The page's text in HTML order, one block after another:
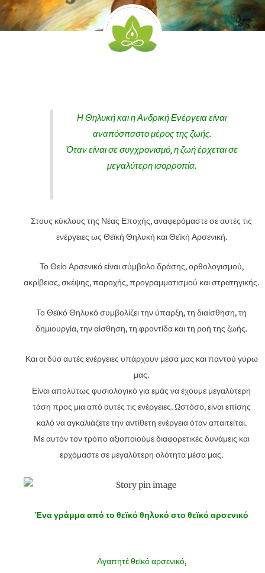
Η Θηλυκή και η Ανδρική Ενέργεια είναι
αναπόσπαστο μέρος της ζωής.
Όταν είναι σε συγχρονισμό, η ζωή έρχεται σε
μεγαλύτερη ισορροπία.
Στους κύκλους της Νέας Εποχής, αναφερόμαστε σε αυτές τις
ενέργειες ως Θεϊκή Θηλυκή και Θεϊκή Αρσενική.
Το Θείο Αρσενικό είναι σύμβολο δράσης, ορθολογισμού,
ακρίβειας, σκέψης, παροχής, προγραμματισμού και στρατηγικής.
Το Θεϊκό Θηλυκό συμβολίζει την ύπαρξη, τη διαίσθηση, τη
δημιουργία, την αίσθηση, τη φροντίδα και τη ροή της ζωής.
Και οι δύο αυτές ενέργειες υπάρχουν μέσα μας και παντού γύρω
μας.
Είναι απολύτως φυσιολογικό για εμάς να έχουμε μεγαλύτερη
τάση προς μια από αυτές τις ενέργειες. Ωστόσο, είναι επίσης
καλό να αγκαλιάζετε την αντίθετη ενέργεια όταν απαιτείται.
Με αυτόν τον τρόπο αξιοποιούμε διαφορετικές δυνάμεις και
ερχόμαστε σε μεγαλύτερη ολότητα μέσα μας.
Ένα γράμμα από το θεϊκό θηλυκό στο θεϊκό αρσενικό
Αγαπητέ θεϊκό αρσενικό,